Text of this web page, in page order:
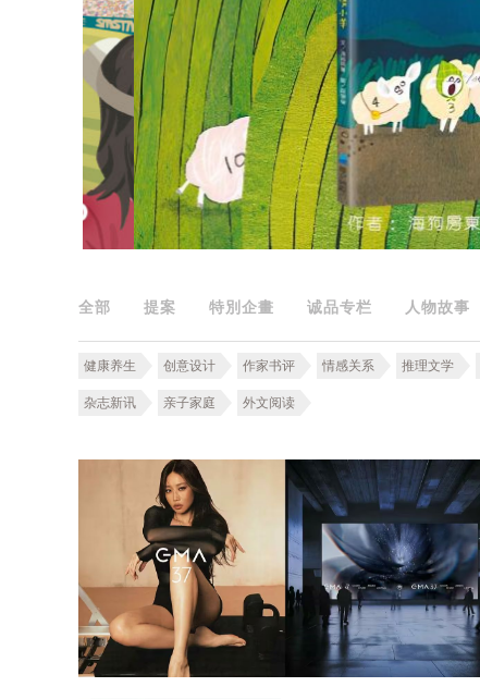
全部 提案 特別企畫 诚品专栏 人物故事
健康养生 创意设计 作家书评 情感关系 推理文学
杂志新讯 亲子家庭 外文阅读